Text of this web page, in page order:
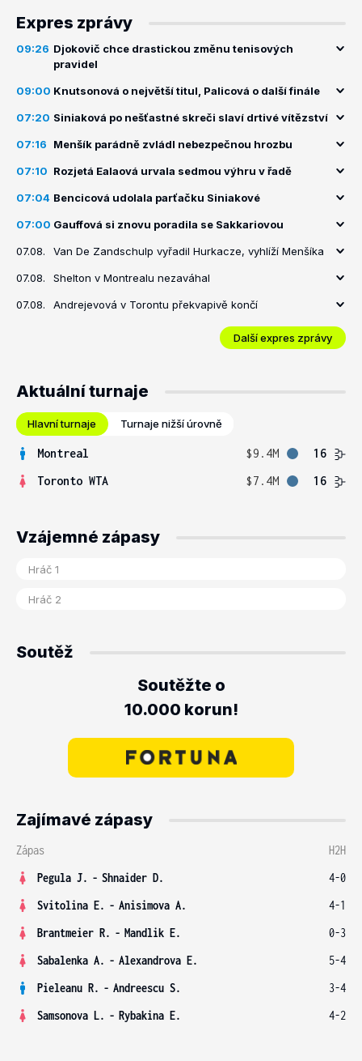
Expres zprávy
09:26 Djokovič chce drastickou změnu tenisových
pravidel
09:00 Knutsonová o největší titul, Palicová o další finále
07:20 Siniaková po nešťastné skreči slaví drtivé vítězství
07:16 Menšík parádně zvládl nebezpečnou hrozbu
07:10 Rozjetá Ealaová urvala sedmou výhru v řadě
07:04 Bencicová udolala parťačku Siniakové
07:00 Gauffová si znovu poradila se Sakkariovou
07.08. Van De Zandschulp vyřadil Hurkacze, vyhlíží Menšíka
07.08. Shelton v Montrealu nezaváhal
07.08. Andrejevová v Torontu překvapivě končí
Další expres zprávy
Aktuální turnaje
Hlavní turnaje Turnaje nižší úrovně
Montreal $9.4M
16
Toronto WTA
$7.4M 16
Vzájemné zápasy
Soutěž
Soutěžte o
10.000 korun!
Zajímavé zápasy
Zápas
H2H
Pegula J. - Shnaider D.
4-0
Svitolina E. - Anisimova A.
4-1
Brantmeier R. - Mandlik E.
0-3
Sabalenka A. - Alexandrova E.
5-4
Pieleanu R. - Andreescu S.
3-4
Samsonova L. - Rybakina E. 4-2